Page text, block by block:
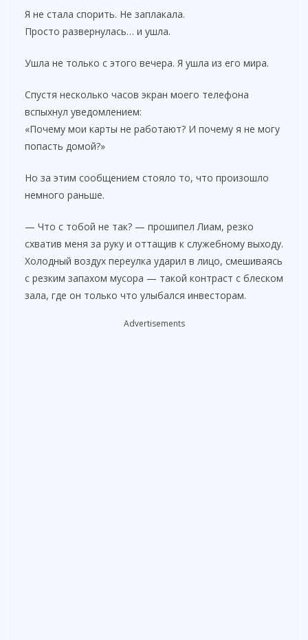
e
Я не стала спорить. Не заплакала.
Просто развернулась… и ушла.
Ушла не только с этого вечера. Я ушла из его мира.
Спустя несколько часов экран моего телефона
вспыхнул уведомлением:
«Почему мои карты не работают? И почему я не могу
попасть домой?»
Но за этим сообщением стояло то, что произошло
немного раньше.
— Что с тобой не так? — прошипел Лиам, резко
схватив меня за руку и оттащив к служебному выходу.
Холодный воздух переулка ударил в лицо, смешиваясь
с резким запахом мусора — такой контраст с блеском
зала, где он только что улыбался инвесторам.
Advertisements